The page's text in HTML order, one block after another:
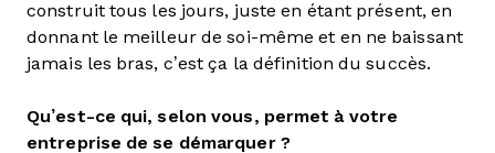
construit tous les jours, juste en étant présent, en
donnant le meilleur de soi-même et en ne baissant
jamais les bras, c’est ça la définition du succès.
Qu’est-ce qui, selon vous, permet à votre
entreprise de se démarquer ?